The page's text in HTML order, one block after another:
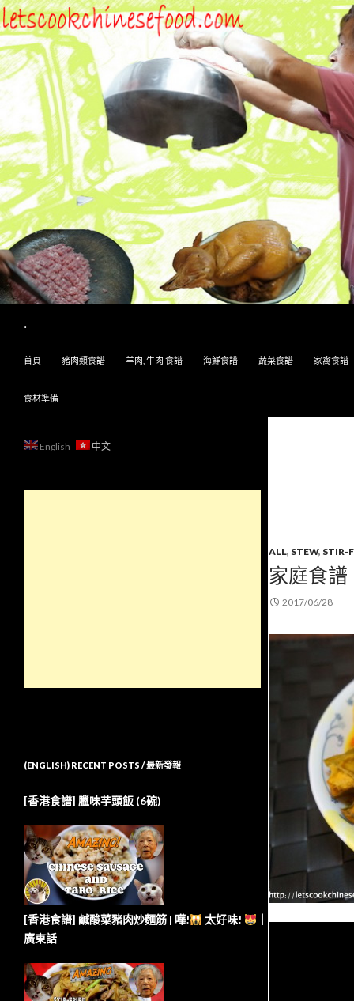
.
首頁
豬肉類食譜 羊肉, 牛肉 食譜 海鮮食譜 蔬菜食譜 家禽食譜
食材準備
ALL, STEW, STIR-
家庭食
2017/06/28
English 中文
(ENGLISH) RECENT POSTS / 最新發報
[香港食譜] 臘味芋頭飯 (6碗)
[香港食譜] 鹹酸菜豬肉炒麵筋 | 嘩! 太好味!
廣東話